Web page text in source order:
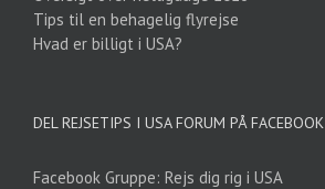
Tips til en behagelig flyrejse
Hvad er billigt i USA?
DEL REJSETIPS I USA FORUM PÅ FACEBOOK
Facebook Gruppe: Rejs dig rig i USA